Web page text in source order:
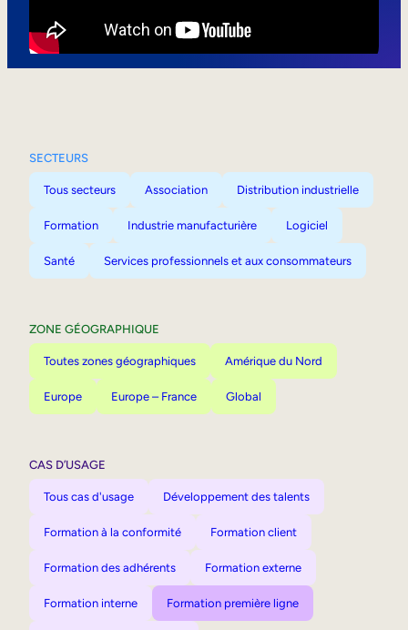
SECTEURS
Tous secteurs Association Distribution industrielle
Formation Industrie manufacturière Logiciel
Santé Services professionnels et aux consommateurs
ZONE GÉOGRAPHIQUE
Toutes zones géographiques Amérique du Nord
Europe Europe – France Global
CAS D’USAGE
Tous cas d'usage Développement des talents
Formation à la conformité Formation client
Formation des adhérents Formation externe
Formation interne Formation première ligne